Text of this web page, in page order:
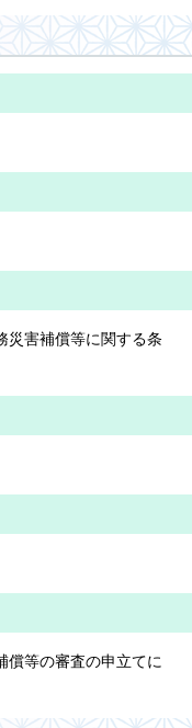
災害補償等に関する条
償等の審査の申立てに